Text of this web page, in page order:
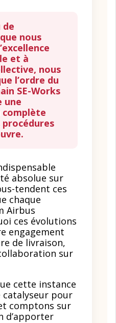
de
nous
et à
nous
l’ordre du
SE-Works
une
absolue sur
tendent ces
chaque
Airbus
ces évolutions
engagement
de livraison,
sur
cette instance
catalyseur pour
comptons sur
d’apporter